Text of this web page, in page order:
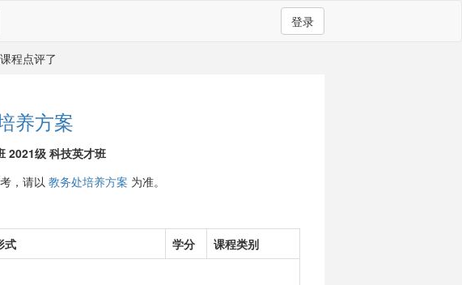
登录
程点评了
养方案
2021级 科技英才班
，请以 教务处培养方案 为准。
式 学分 课程类别